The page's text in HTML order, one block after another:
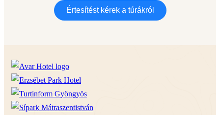
Értesítést kérek a túrákról